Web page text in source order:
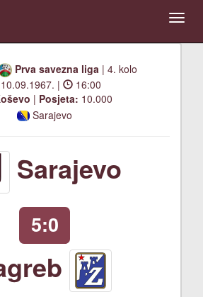
Prva savezna liga| 4. kolo
10.09.1967. |
16:00
| Posjeta: 10.000
Sarajevo
Sarajevo
5:0